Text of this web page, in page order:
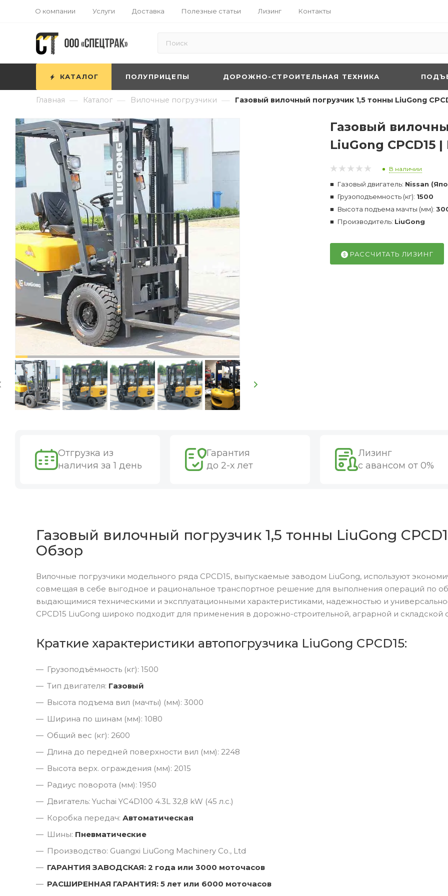
О компании Услуги Доставка Полезные статьи Лизинг Контакты
КАТАЛОГ ПОЛУПРИЦЕПЫ ДОРОЖНО-СТРОИТЕЛЬНАЯ ТЕХНИКА
Главная — Каталог — Вилочные погрузчики — Газовый вилочный погрузчик 1,5 тонны LiuGong
Газовый
LiuGong CPCD15
В наличии
Газовый двигатель: Nissan
Грузоподъемность (кг): 1500
Высота подъема мачты (мм):
Производитель: LiuGong
РАССЧИТАТЬ ЛИЗИНГ
Отгрузка из
наличия за 1 день
Гарантия
до 2-х лет
Лизинг
с авансом от 0%
Газовый вилочный погрузчик 1,5 тонны LiuGong
Обзор
Вилочные погрузчики модельного ряда CPCD15, выпускаемые заводом LiuGong, используют
совмещая в себе выгодное и рациональное транспортное решение для выполнения операций по
выдающимися техническими и эксплуатационными характеристиками, надежностью и
CPCD15 LiuGong широко подходит для применения в дорожно-строительной, аграрной и складской
Краткие характеристики автопогрузчика LiuGong CPCD15:
Грузоподъёмность (кг): 1500
Тип двигателя: Газовый
Высота подъема вил (мачты) (мм): 3000
Ширина по шинам (мм): 1080
Общий вес (кг): 2600
Длина до передней поверхности вил (мм): 2248
Высота верх. ограждения (мм): 2015
Радиус поворота (мм): 1950
Двигатель: Yuchai YC4D100 4.3L 32,8 kW (45 л.с.)
Коробка передач: Автоматическая
Шины: Пневматические
Производство: Guangxi LiuGong Machinery Co., Ltd
ГАРАНТИЯ ЗАВОДСКАЯ: 2 года или 3000 моточасов
РАСШИРЕННАЯ ГАРАНТИЯ: 5 лет или 6000 моточасов